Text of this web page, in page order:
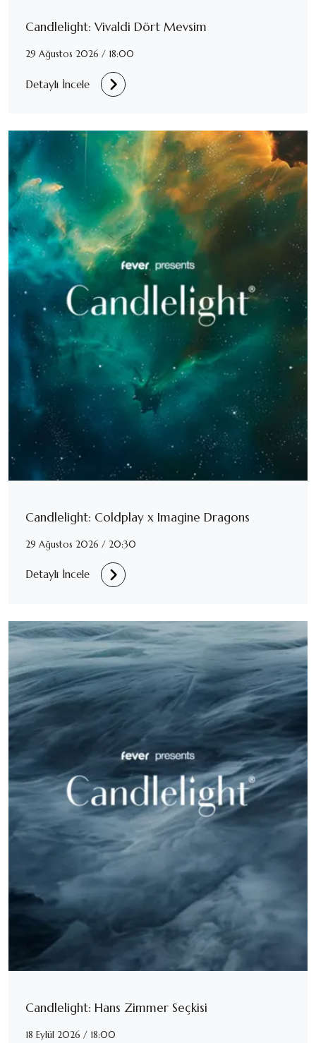
Candlelight: Vivaldi Dört Mevsim
29 Ağustos 2026 / 18:00
Detaylı İncele
Candlelight: Coldplay x Imagine Dragons
29 Ağustos 2026 / 20:30
Detaylı İncele
Candlelight: Hans Zimmer Seçkisi
18 Eylül 2026 / 18:00